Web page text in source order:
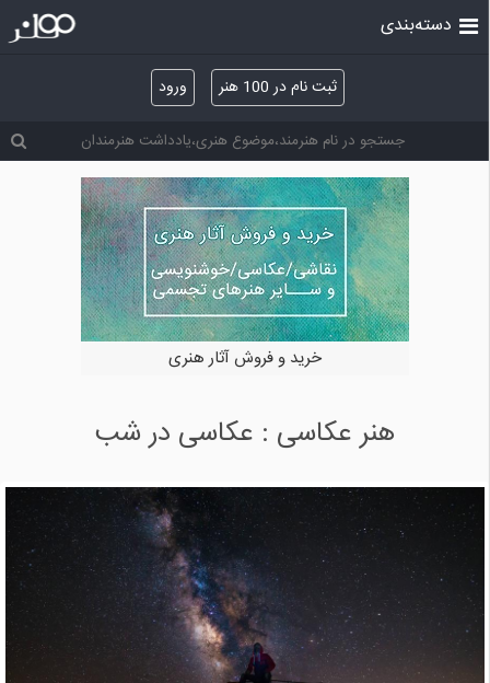
ثبت نام در 100 هنر ورود
دسته‌بندی
خرید و فروش آثار هنری
هنر عکاسی : عکاسی در شب